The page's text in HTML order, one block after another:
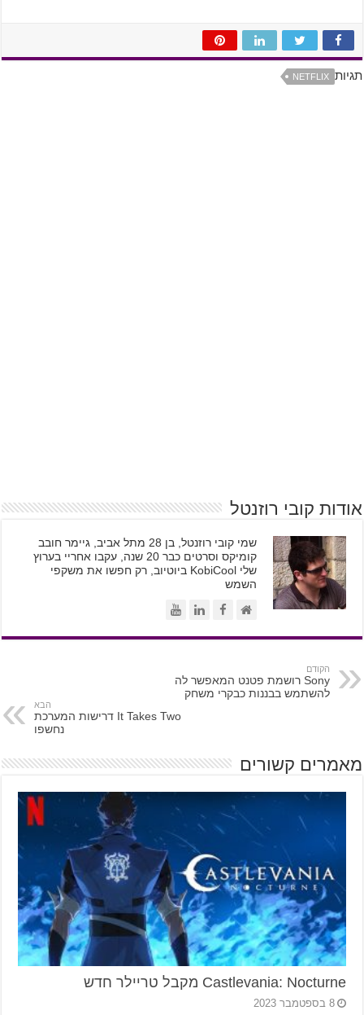
תגיות NETFLIX
אודות קובי רוזנטל
שמי קובי רוזנטל, בן 28 מתל אביב, גיימר חובב
קומיקס וסרטים כבר 20 שנה, עקבו אחריי בערוץ
שלי KobiCool ביוטיוב, רק חפשו את משקפי
השמש
הקודם
Sony רושמת פטנט המאפשר לה
להשתמש בבננות כבקרי משחק
הבא
It Takes Two דרישות המערכת
נחשפו
מאמרים קשורים
Castlevania: Nocturne מקבל טריילר חדש
8 בספטמבר 2023